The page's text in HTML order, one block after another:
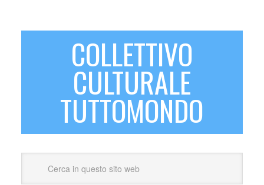
COLLETTIVO
CULTURALE
TUTTOMONDO